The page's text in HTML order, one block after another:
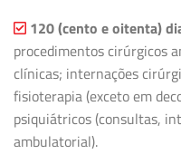
120 (cento e oitenta)
procedimentos cirúrgicos
clínicas; internações
fisioterapia (exceto em
psiquiátricos (consultas,
ambulatorial).